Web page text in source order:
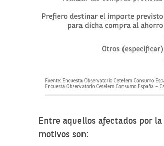
Entre aquellos afectados por
motivos son: